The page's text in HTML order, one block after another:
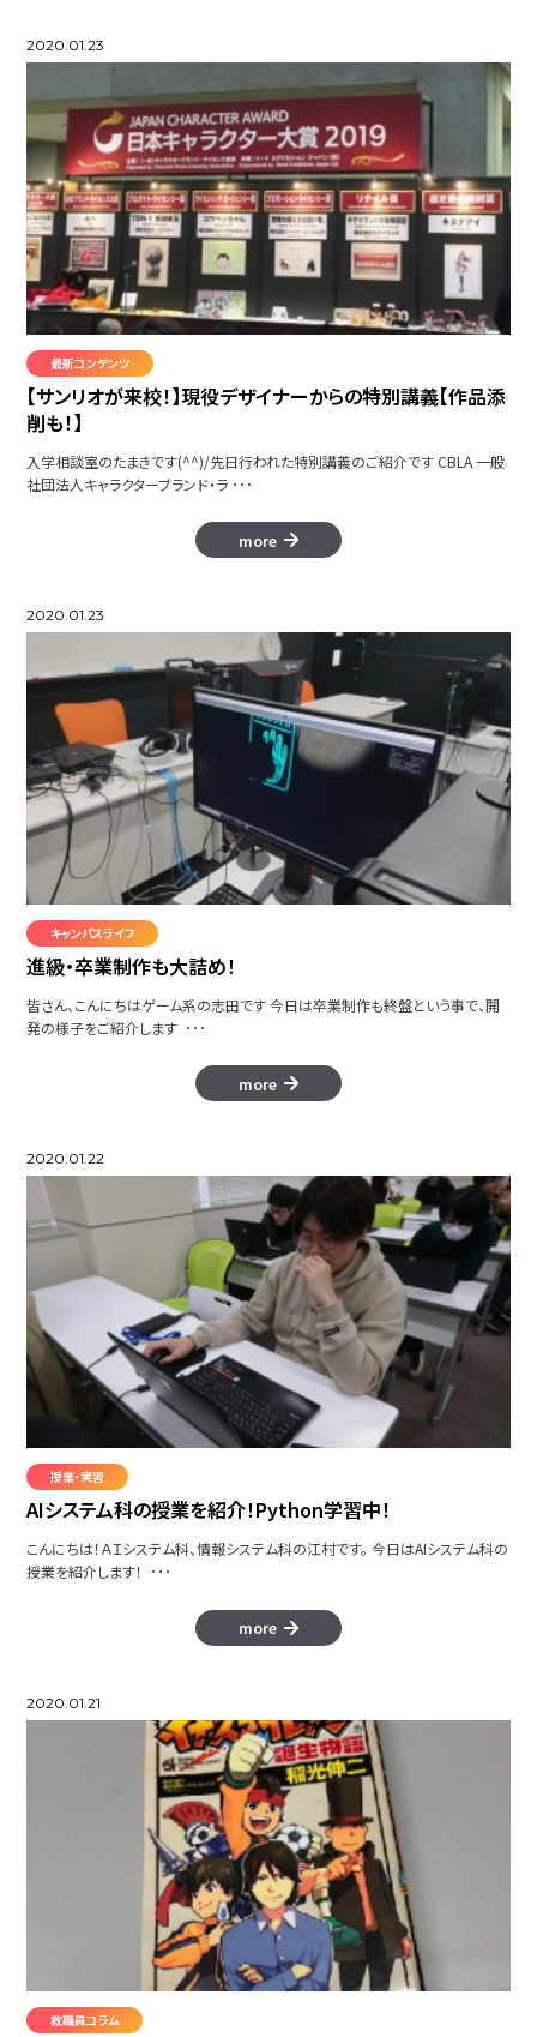
2020.01.23
最新コンテンツ
【サンリオが来校！】現役デザイナーからの特別講義【作品添
削も！】
入学相談室のたまきです(^^)/先日行われた特別講義のご紹介です CBLA 一般
社団法人キャラクターブランド・ラ ･･･
more
2020.01.23
キャンパスライフ
進級・卒業制作も大詰め！
皆さん、こんにちはゲーム系の志田です 今日は卒業制作も終盤という事で、開
発の様子をご紹介します ･･･
more
2020.01.22
授業・実習
AIシステム科の授業を紹介！Python学習中！
こんにちは！ＡＩシステム科、情報システム科の江村です。 今日はAIシステム科の
授業を紹介します！ ･･･
more
2020.01.21
教職員コラム